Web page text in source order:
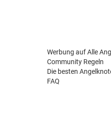
Werbung auf Alle
Community Regeln
Die besten
FAQ